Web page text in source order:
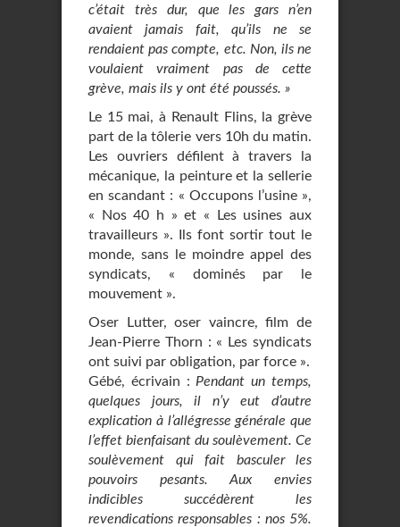
c’était très dur, que les gars n’en
avaient jamais fait, qu’ils ne se
rendaient pas compte, etc. Non, ils ne
voulaient vraiment pas de cette
grève, mais ils y ont été poussés. »
Le 15 mai, à Renault Flins, la grève
part de la tôlerie vers 10h du matin.
Les ouvriers défilent à travers la
mécanique, la peinture et la sellerie
en scandant : « Occupons l’usine »,
« Nos 40 h » et « Les usines aux
travailleurs ». Ils font sortir tout le
monde, sans le moindre appel des
syndicats, « dominés par le
mouvement ».
Oser Lutter, oser vaincre, film de
Jean-Pierre Thorn : « Les syndicats
ont suivi par obligation, par force ».
Gébé, écrivain : Pendant un temps,
quelques jours, il n’y eut d’autre
explication à l’allégresse générale que
l’effet bienfaisant du soulèvement. Ce
soulèvement qui fait basculer les
pouvoirs pesants. Aux envies
indicibles succédèrent les
revendications responsables : nos 5%.